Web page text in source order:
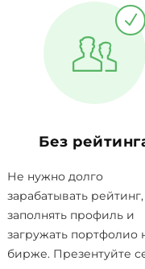
Без
Не нужно долго
зарабатывать рейтинг,
заполнять профиль и
загружать портфолио
бирже. Презентуйте